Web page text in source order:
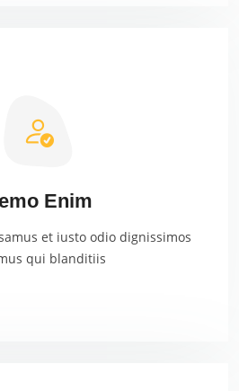
Enim
et iusto odio dignissimos
qui blanditiis